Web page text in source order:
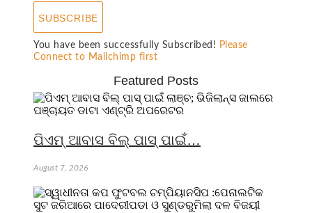
SUBSCRIBE
You have been successfully Subscribed! Please
Connect to Mailchimp first
Featured Posts
ପିଏମ୍ ଆବାସ ବିଲ୍ ପାସ୍ ପାଇଁ…
August 7, 2026